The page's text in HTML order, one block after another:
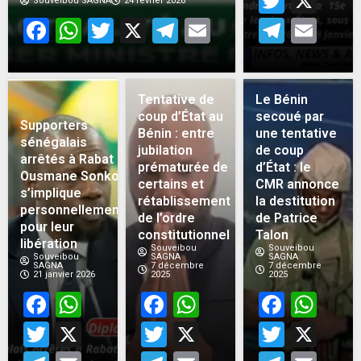
Facebook
WhatsApp
Twitter
X Telegram
Email
Supporters
sénégalais
arrêtés à Rabat :
Ousmane Sonko
s’implique
personnellement
pour leur
libération
Souveibou
SAGNA
21 janvier 2026
Facebook
WhatsApp
Twitter
X
Tentative de
coup d’État au
Bénin : entre
jubilation
prématurée de
certains et
rétablissement
de l’ordre
constitutionnel
Souveibou
SAGNA
7 décembre
2025
Facebook
WhatsApp
Twitter
Le Bénin
secoué par
une tentative
de coup
d’État : le
CMR annonce
la destitution
de Patrice
Talon
Souveibou
SAGNA
7 décembre
2025
X